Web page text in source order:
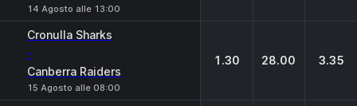
14 Agosto alle 13:00
Cronulla Sharks
-
Canberra Raiders
15 Agosto alle 08:00
1.30 28.00 3.35